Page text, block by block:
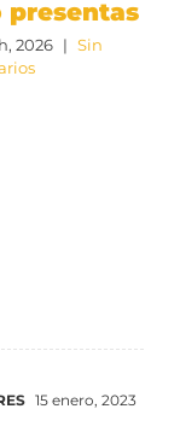
presentas
2026 | Sin
15 enero, 2023